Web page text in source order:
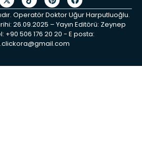
Operatör Doktor Uğur Harputluoğlu.
26.09.2025 – Yayın Editörü: Zeynep
+90 506 176 20 20 ‬- E posta: